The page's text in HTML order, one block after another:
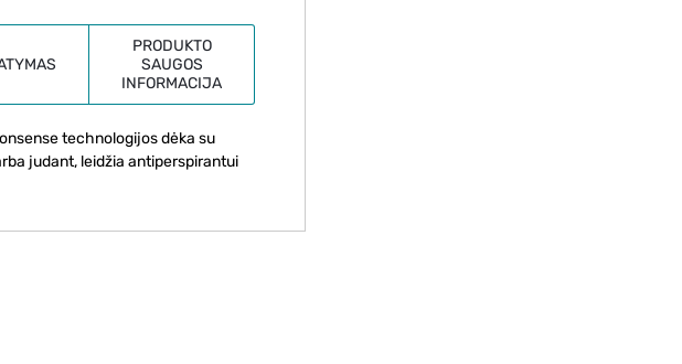
PRODUKTO
SAUGOS
INFORMACIJA
technologijos dėka su
judant, leidžia antiperspirantui